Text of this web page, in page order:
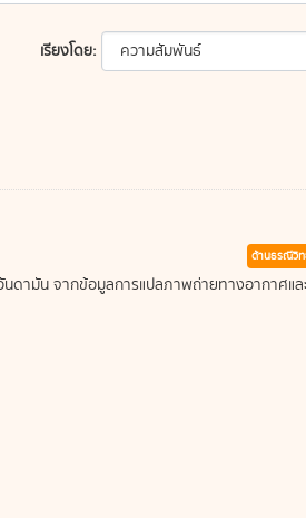
เรียงโดย
ด้านธรณีวิ
นดามัน จากข้อมูลการแปลภาพถ่ายทางอากาศแ